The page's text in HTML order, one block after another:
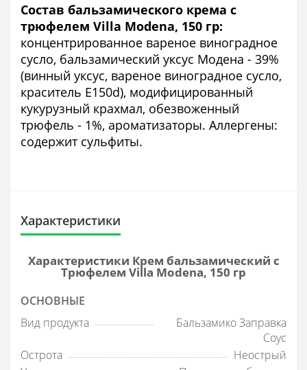
Состав бальзамического крема с
трюфелем Villa Modena, 150 гр:
концентрированное вареное виноградное
сусло, бальзамический уксус Модена - 39%
(винный уксус, вареное виноградное сусло,
краситель E150d), модифицированный
кукурузный крахмал, обезвоженный
трюфель - 1%, ароматизаторы. Аллергены:
содержит сульфиты.
Характеристики
Характеристики Крем бальзамический с
Трюфелем Villa Modena, 150 гр
ОСНОВНЫЕ
Вид продукта
Бальзамико Заправка
Соус
Острота
Неострый